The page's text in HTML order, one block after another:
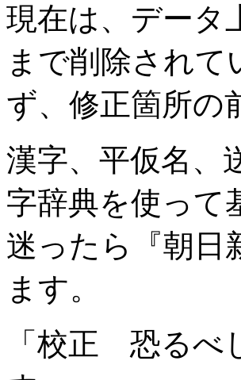
現在は、データ
まで削除され
ず、修正箇所の
漢字、平仮名、
字辞典を使って
迷ったら『朝日
ます。
「校正 恐るべ